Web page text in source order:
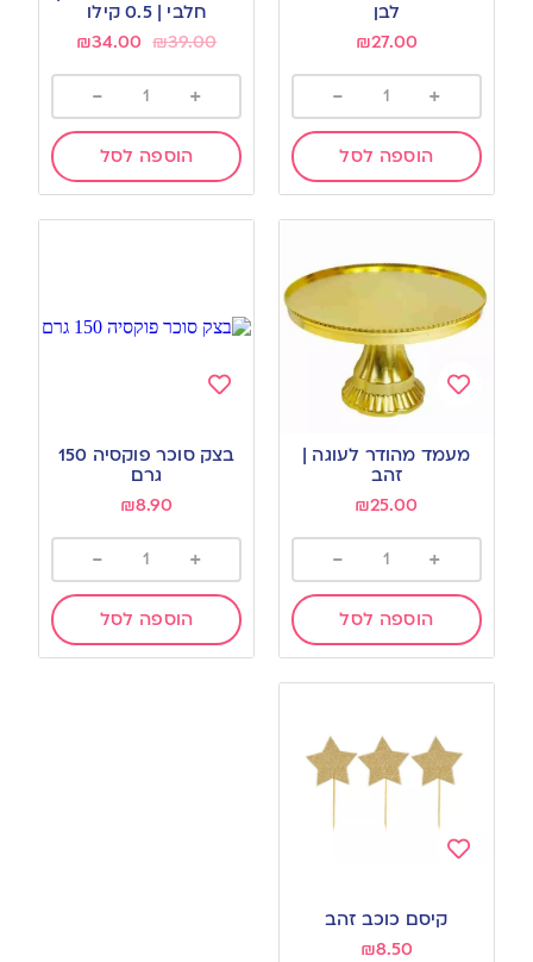
wishlist
לבן
₪27.00
+
-
הוספה לסל
wishlist
חלבי | 0.5 קילו
₪39.00
₪34.00
+
-
הוספה לסל
to
מעמד מהודר לעוגה |
זהב
₪25.00
+
-
הוספה לסל
to
wishlist
בצק סוכר פוקסיה 150
גרם
₪8.90
+
-
הוספה לסל
wishlist
קיסם כוכב זהב
₪8.50